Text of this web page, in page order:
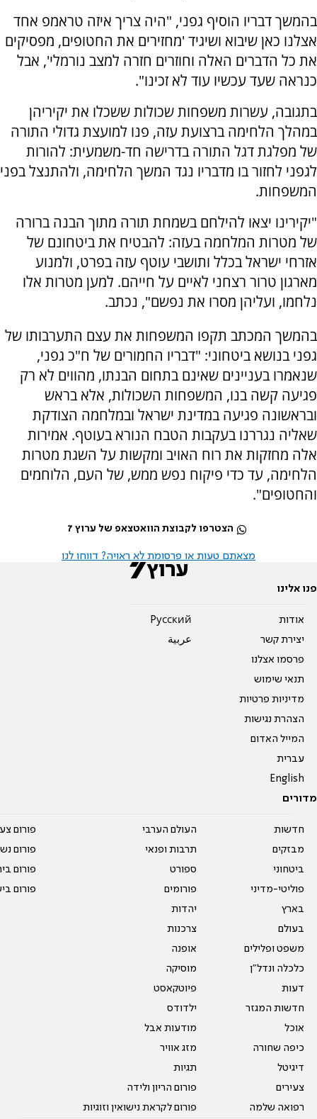
בהמשך דבריו הוסיף גפני, "היה צריך איזה טראמפ אחד
אצלנו כאן שיבוא ושיגיד 'מחזירים את החטופים, מפסיקים
את כל הדברים האלה וחוזרים חזרה למצב נורמלי', אבל
כנראה שעד עכשיו עוד לא זכינו".
בתגובה, עשרות משפחות שכולות ששכלו את יקיריהן
במהלך הלחימה ברצועת עזה, פנו למועצת גדולי התורה
של מפלגת דגל התורה בדרישה חד-משמעית: להורות
לגפני לחזור בו מדבריו נגד המשך הלחימה, ולהתנצל בפני
המשפחות.
"יקירינו יצאו להילחם בשמחת תורה מתוך הבנה ברורה
של מטרות המלחמה בעזה: להבטיח את ביטחונם של
אזרחי ישראל בכלל ותושבי עוטף עזה בפרט, ולמנוע
מארגון טרור רצחני לאיים על חייהם. למען מטרות אלו
נלחמו, ועליהן מסרו את נפשם", נכתב.
בהמשך המכתב תקפו המשפחות את עצם התערבותו של
גפני בנושא ביטחוני: "דבריו החמורים של ח"כ גפני,
שנאמרו בעניינים שאינם בתחום הבנתו, מהווים לא רק
פגיעה קשה בנו, המשפחות השכולות, אלא בראש
ובראשונה פגיעה במדינת ישראל ובמלחמה הצודקת
שאליה נגררנו בעקבות הטבח הנורא בעוטף. אמירות
אלה מחזקות את רוח האויב ומקשות על השגת מטרות
הלחימה, עד כדי פיקוח נפש ממש, של העם, הלוחמים
והחטופים".
הצטרפו לקבוצת הוואטצאפ של ערוץ 7
מצאתם טעות או פרסומת לא ראויה? דווחו לנו
פנו אלינו
אודות
יצירת קשר
פרסמו אצלנו
תנאי שימוש
מדיניות פרטיות
הצהרת נגישות
המייל האדום
עברית
English
Pусский
عربية
מדורים
חדשות
מבזקים
ביטחוני
פוליטי-מדיני
בארץ
בעולם
משפט ופלילים
כלכלה ונדל"ן
דעות
חדשות המגזר
אוכל
כיפה שחורה
דיגיטל
צעירים
רפואה שלמה
העולם הערבי
תרבות ופנאי
ספורט
פורומים
יהדות
צרכנות
אופנה
מוסיקה
פיוטקאסט
ילדודס
מודעות אבל
מזג אוויר
תגיות
פורום הריון ולידה
פורום לקראת נישואין וזוגיות
פורום
פורום
פורום
פורום